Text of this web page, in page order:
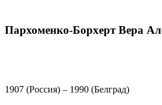
Пархоменко-Борхерт Вера
1907 (Россия) – 1990 (Белград)